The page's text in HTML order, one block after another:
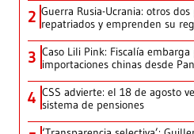
2 Guerra Rusia-Ucrania: otros
repatriados y emprenden su
3 Caso Lili Pink: Fiscalía
importaciones chinas desde
4 CSS advierte: el 18 de agosto
sistema de pensiones